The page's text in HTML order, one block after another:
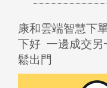
康和雲端智慧下
下好 一邊成交另
鬆出門